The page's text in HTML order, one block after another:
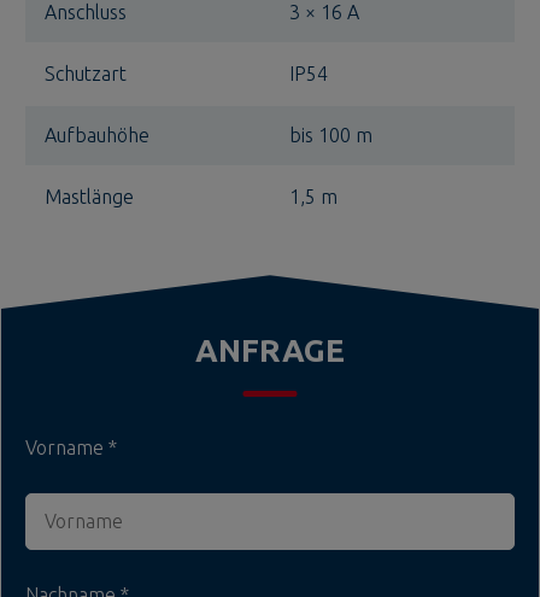
Anschluss 3 × 16 A
Schutzart IP54
Aufbauhöhe bis 100 m
Mastlänge 1,5 m
ANFRAGE
Vorname